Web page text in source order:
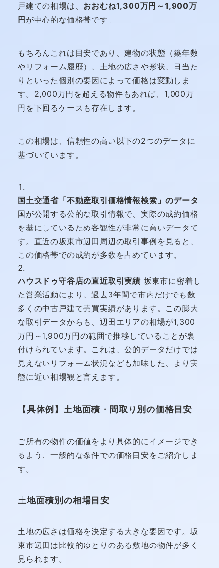
戸建ての相場は、 おおむね1,300万円～1,900万
円が中心的な価格帯です。
もちろんこれは目安であり、建物の状態（築年数
やリフォーム履歴）、土地の広さや形状、日当た
りといった個別の要因によって価格は変動しま
す。2,000万円を超える物件もあれば、1,000万
円を下回るケースも存在します。
この相場は、信頼性の高い以下の2つのデータに
基づいています。
国土交通省「不動産取引価格情報検索」のデータ
国が公開する公的な取引情報で、実際の成約価格
を基にしているため客観性が非常に高いデータで
す。直近の坂東市辺田周辺の取引事例を見ると、
この価格帯での成約が多数を占めています。
ハウスドゥ守谷店の直近取引実績 坂東市に密着し
た営業活動により、過去3年間で市内だけでも数
多くの中古戸建て売買実績があります。この膨大
な取引データからも、辺田エリアの相場が1,300
万円～1,900万円の範囲で推移していることが裏
付けられています。これは、公的データだけでは
見えないリフォーム状況なども加味した、より実
態に近い相場観と言えます。
【具体例】土地面積・間取り別の価格目安
ご所有の物件の価値をより具体的にイメージでき
るよう、一般的な条件での価格目安をご紹介しま
す。
土地面積別の相場目安
土地の広さは価格を決定する大きな要因です。坂
東市辺田は比較的ゆとりのある敷地の物件が多く
見られます。